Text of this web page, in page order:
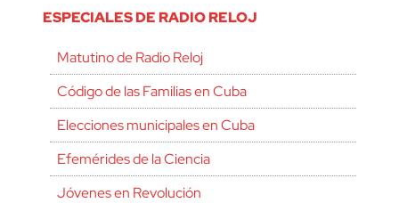
ESPECIALES DE RADIO RELOJ
Matutino de Radio Reloj
Código de las Familias en Cuba
Elecciones municipales en Cuba
Efemérides de la Ciencia
Jóvenes en Revolución